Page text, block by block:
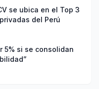
se ubica en el Top 3
del Perú
5% si se consolidan